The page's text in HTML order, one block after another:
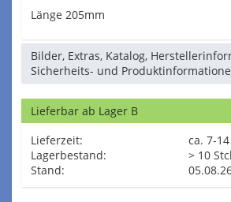
Länge 205mm
Bilder, Extras, Katalog,
Sicherheits- und
Lieferbar ab Lager B
Lieferzeit:
ca. 7-
Lagerbestand:
> 10
Stand: